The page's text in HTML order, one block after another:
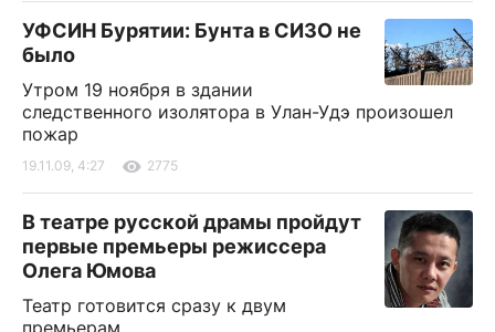
УФСИН Бурятии: Бунта в СИЗО не
было
Утром 19 ноября в здании
следственного изолятора в Улан-Удэ произошел
пожар
19.11.09, 4:27 2775
В театре русской драмы пройдут
первые премьеры режиссера
Олега Юмова
Театр готовится сразу к двум
премьерам